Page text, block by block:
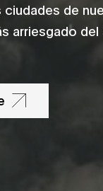
ciudades de
arriesgado del